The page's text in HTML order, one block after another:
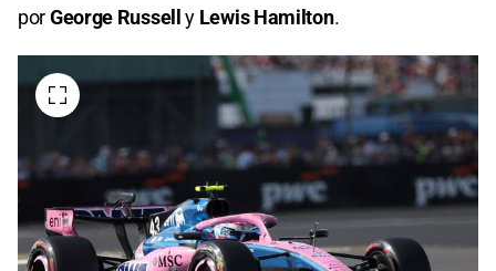
porGeorge Russelly Lewis Hamilton.